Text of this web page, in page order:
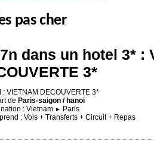
pas cher
dans un hotel 3* :
3*
: VIETNAM DECOUVERTE 3*
de Paris-saigon / hanoi
: Vietnam ►
Paris
: Vols + Transferts + Circuit + Repas